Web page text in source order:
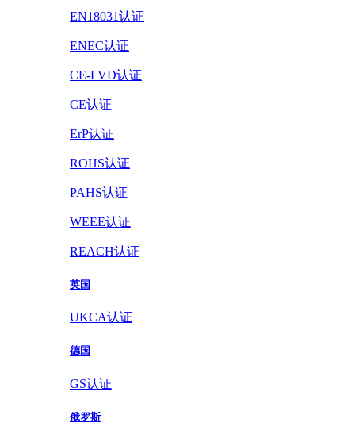
EN18031认证
ENEC认证
CE-LVD认证
CE认证
ErP认证
ROHS认证
PAHS认证
WEEE认证
REACH认证
英国
UKCA认证
德国
GS认证
俄罗斯